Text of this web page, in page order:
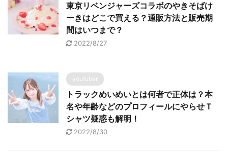
東京リベンジャーズコラボのやきそばけ
ーきはどこで買える？通販方法と販売期
間はいつまで？
2022/8/27
youtuber
トラックめいめいとは何者で正体は？本
名や年齢などのプロフィールにやらせＴ
シャツ疑惑も解明！
2022/8/30